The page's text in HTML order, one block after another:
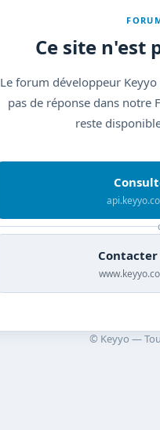
Ce site n'est
Le forum développeur
pas de réponse dans notre
reste
© Keyyo —